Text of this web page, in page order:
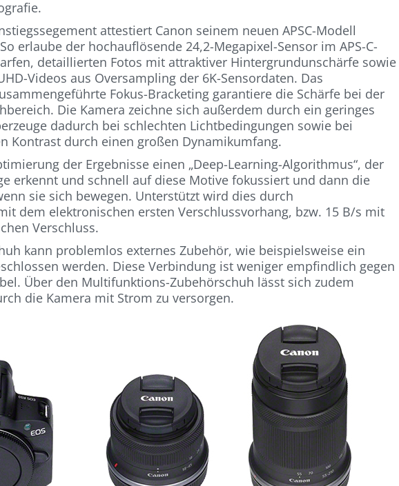
attestiert Canon seinem neuen APSC-Modell
erlaube der hochauflösende 24,2-Megapixel-Sensor im APS-C-
detaillierten Fotos mit attraktiver Hintergrundunschärfe sowie
Videos aus Oversampling der 6K-Sensordaten. Das
Fokus-Bracketing garantiere die Schärfe bei der
Die Kamera zeichne sich außerdem durch ein geringes
dadurch bei schlechten Lichtbedingungen sowie bei
Kontrast durch einen großen Dynamikumfang.
der Ergebnisse einen „Deep-Learning-Algorithmus“, der
erkennt und schnell auf diese Motive fokussiert und dann die
sie sich bewegen. Unterstützt wird dies durch
dem elektronischen ersten Verschlussvorhang, bzw. 15 B/s mit
Verschluss.
kann problemlos externes Zubehör, wie beispielsweise ein
werden. Diese Verbindung ist weniger empfindlich gegen
Über den Multifunktions-Zubehörschuh lässt sich zudem
die Kamera mit Strom zu versorgen.